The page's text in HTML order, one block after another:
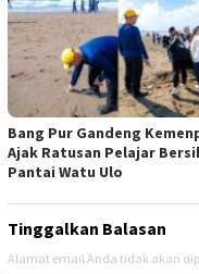
Bang Pur Gandeng
Ajak Ratusan Pelajar
Pantai Watu Ulo
Tinggalkan Balasan
Alamat email Anda tidak akan